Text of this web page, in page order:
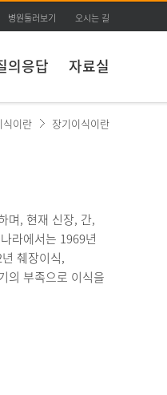
병원둘러보기 오시는 길
의응답 자료실
식이란 장기이식이란
며, 현재 신장, 간,
라에서는 1969년
췌장이식,
의 부족으로 이식을